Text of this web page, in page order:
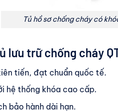
Tủ hồ sơ chống cháy có
lưu trữ chống cháy
tiến, đạt chuẩn quốc tế.
hệ thống khóa cao cấp.
bảo hành dài hạn.